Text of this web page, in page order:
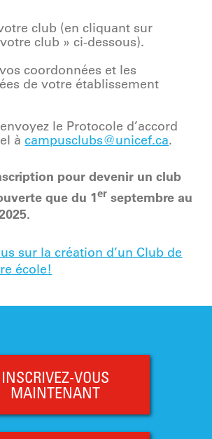
club (en cliquant sur
club » ci-dessous).
coordonnées et les
de votre établissement
le Protocole d’accord
àcampusclubs@unicef.ca.
pour devenir un club
que du 1er septembre au
sur la création d’un Club de
école!
INSCRIVEZ-VOUS
MAINTENANT